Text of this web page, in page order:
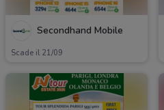
Secondhand Mobile
Scade il 21/09